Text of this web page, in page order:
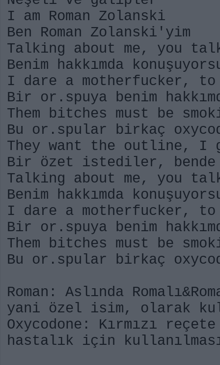
I am Roman Zolanski
Ben Roman Zolanski'yim
Talking about me, you
Benim hakkımda
I dare a motherfucker,
Bir or.spuya benim
Them bitches must be
Bu or.spular birkaç
They want the outline, I
Bir özet istediler, bende
Talking about me, you
Benim hakkımda
I dare a motherfucker,
Bir or.spuya benim
Them bitches must be
Bu or.spular birkaç
Roman: Aslında
yani özel isim, olarak
Oxycodone: Kırmızı
hastalık için